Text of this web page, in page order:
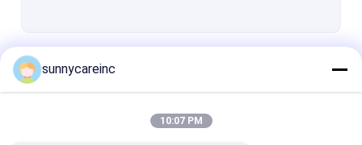
Danh Mục Của Chúng Tôi
sunnycareinc
10:07 PM